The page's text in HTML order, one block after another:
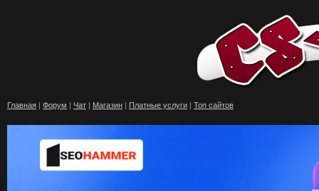
Главная | Форум | Чат | Магазин | Платные услуги | Топ сайтов